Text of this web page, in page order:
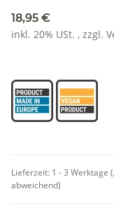
18,95 €
inkl. 20% USt. , zzgl.
Lieferzeit: 1 - 3 Werktage
abweichend)